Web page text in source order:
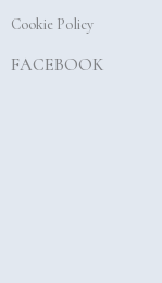
Cookie Policy
FACEBOOK